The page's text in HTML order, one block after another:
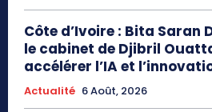
Côte d’Ivoire : Bita Saran
le cabinet de Djibril
accélérer l’IA et
Actualité 6 Août, 2026